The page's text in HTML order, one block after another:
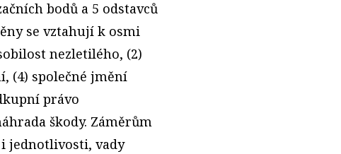
bodů a 5 odstavců
se vztahují k osmi
nezletilého, (2)
(4) společné jmění
právo
škody. Záměrům
jednotlivosti, vady